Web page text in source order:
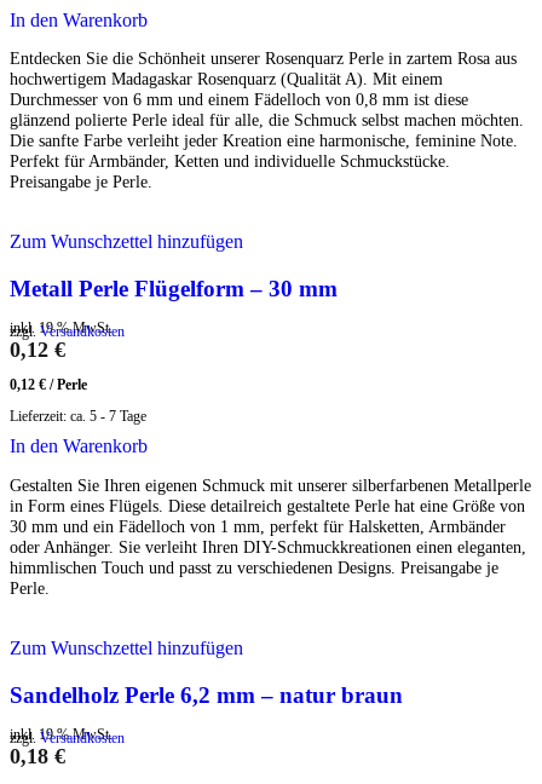
In den Warenkorb
Entdecken Sie die Schönheit unserer Rosenquarz Perle in zartem Rosa aus
hochwertigem Madagaskar Rosenquarz (Qualität A). Mit einem
Durchmesser von 6 mm und einem Fädelloch von 0,8 mm ist diese
glänzend polierte Perle ideal für alle, die Schmuck selbst machen möchten.
Die sanfte Farbe verleiht jeder Kreation eine harmonische, feminine Note.
Perfekt für Armbänder, Ketten und individuelle Schmuckstücke.
Preisangabe je Perle.
Zum Wunschzettel hinzufügen
Metall Perle Flügelform – 30 mm
inkl. 19 % MwSt.
zzgl. Versandkosten
0,12 €
0,12 € /Perle
Lieferzeit: ca. 5 - 7 Tage
In den Warenkorb
Gestalten Sie Ihren eigenen Schmuck mit unserer silberfarbenen Metallperle
in Form eines Flügels. Diese detailreich gestaltete Perle hat eine Größe von
30 mm und ein Fädelloch von 1 mm, perfekt für Halsketten, Armbänder
oder Anhänger. Sie verleiht Ihren DIY-Schmuckkreationen einen eleganten,
himmlischen Touch und passt zu verschiedenen Designs. Preisangabe je
Perle.
Zum Wunschzettel hinzufügen
Sandelholz Perle 6,2 mm – natur braun
inkl. 19 % MwSt.
zzgl. Versandkosten
0,18 €